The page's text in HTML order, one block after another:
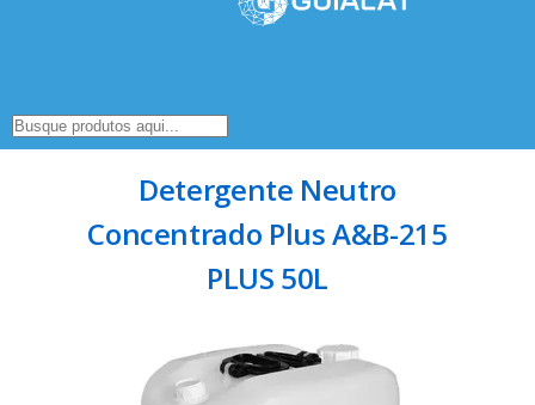
Detergente Neutro
Concentrado Plus A&B-215
PLUS 50L